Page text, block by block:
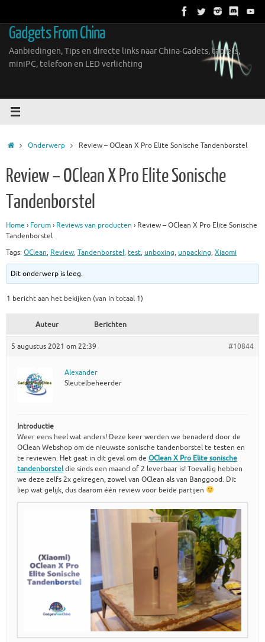
inhoud
Gadgets From China
Aanbiedingen, Tips en directe links naar China-Gadets, tablets,
miniPC, telefoon en LED verlichting
HomeOnderwerp Review – OClean X Pro Elite Sonische Tandenborstel
Review – OClean X Pro Elite Sonische
Tandenborstel
Home › Forum› Reviews van producten › Review – OClean X Pro Elite Sonische
Tandenborstel
Tags: OClean, Review, Tandenborstel, test, unboxing, unpacking, Xiaomi
Dit onderwerp is leeg.
1 bericht aan het bekijken (van in totaal 1)
Auteur Berichten
5 augustus 2021 om 22:39 #10844
Alexander
Sleutelbeheerder
Introductie
Weer eens heel wat anders! Deze keer werden we benaderd door de
OClean Webshop om de nieuwste sonische tandenborstel te testen en
te reviewen. Het gaat in dit geval om de OClean X Pro Elite sonische
tandenborsteldie sinds een maand of 2 leverbaar is! Toevallig hebben
we deze zelfs 2x gekregen, zowel van OClean als van Banggood. Dit
liep wat gelijk, dus daarom één review voor beide partijen